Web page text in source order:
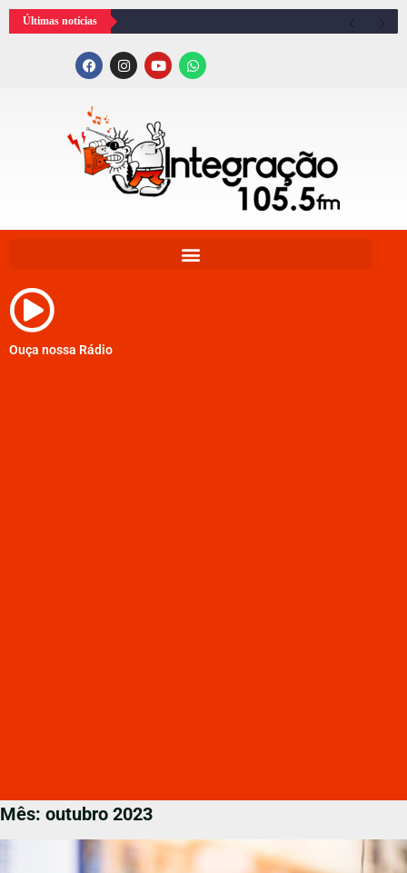
Últimas notícias
Ouça nossa Rádio
Mês: outubro 2023